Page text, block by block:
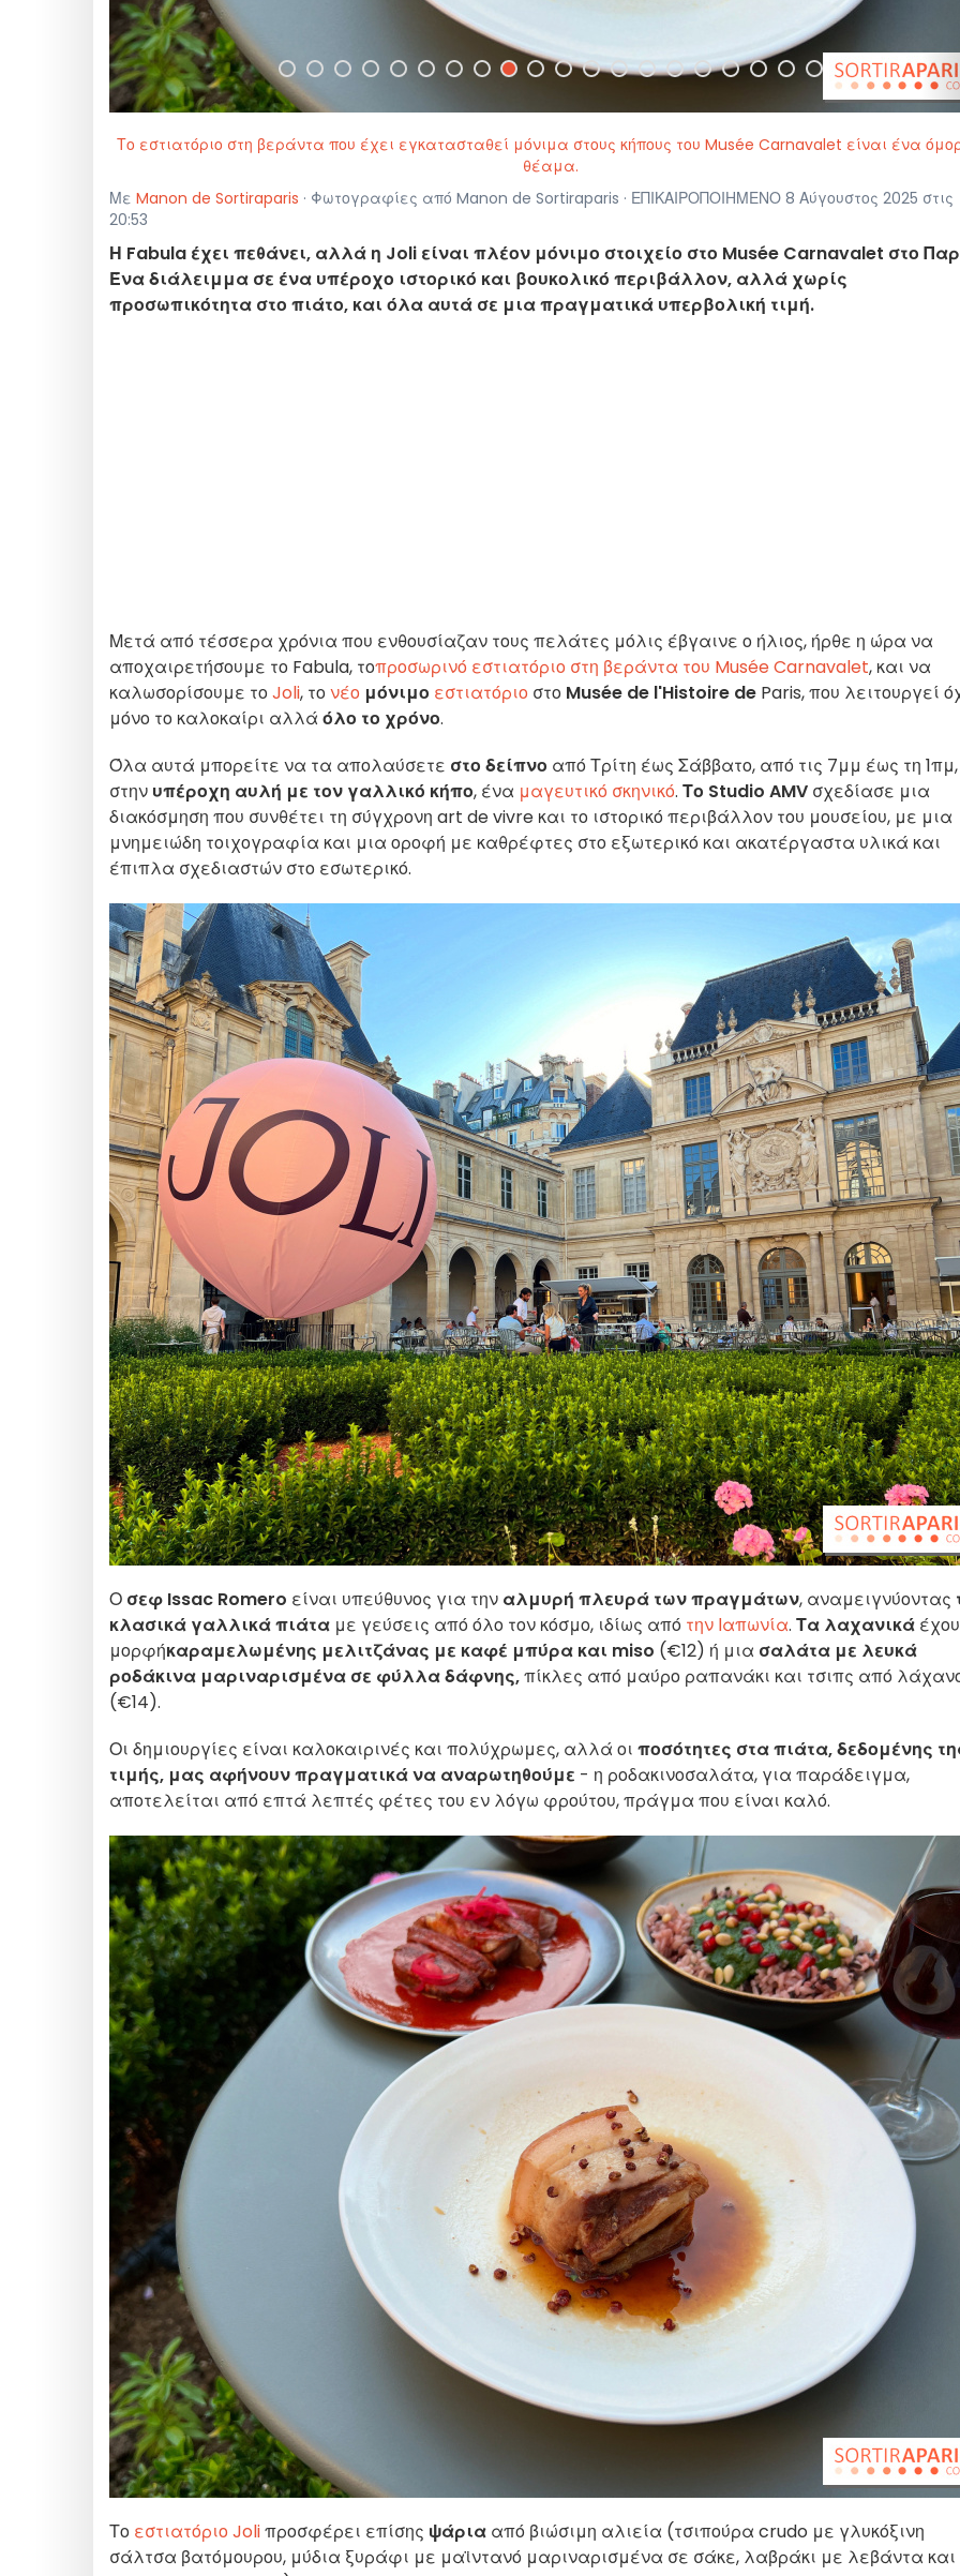
Το εστιατόριο στη βεράντα που έχει εγκατασταθεί μόνιμα στους κήπους του Musée Carnavalet είναι ένα
θέαμα.
Με Manon de Sortiraparis · Φωτογραφίες από Manon de Sortiraparis · ΕΠΙΚΑΙΡΟΠΟΙΗΜΕΝΟ 8 Αύγουστος 2025 στις
20:53
Η Fabula έχει πεθάνει, αλλά η Joli είναι πλέον μόνιμο στοιχείο στο Musée Carnavalet στο
Ένα διάλειμμα σε ένα υπέροχο ιστορικό και βουκολικό περιβάλλον, αλλά χωρίς
προσωπικότητα στο πιάτο, και όλα αυτά σε μια πραγματικά υπερβολική τιμή.
Μετά από τέσσερα χρόνια που ενθουσίαζαν τους πελάτες μόλις έβγαινε ο ήλιος, ήρθε η ώρα να
αποχαιρετήσουμε το Fabula, τοπροσωρινό εστιατόριο στη βεράντα του Musée Carnavalet, και να
καλωσορίσουμε τοJoli, τονέο μόνιμο εστιατόριο στο Musée de l'Histoire de Paris, που λειτουργεί
μόνο το καλοκαίρι αλλά όλο το χρόνο.
Όλα αυτά μπορείτε να τα απολαύσετε στο δείπνο από Τρίτη έως Σάββατο, από τις 7μμ έως τη 1πμ,
στην υπέροχη αυλή με τον γαλλικό κήπο, ένα μαγευτικό σκηνικό. Το Studio AMV σχεδίασε μια
διακόσμηση που συνθέτει τη σύγχρονη art de vivre και το ιστορικό περιβάλλον του μουσείου, με μια
μνημειώδη τοιχογραφία και μια οροφή με καθρέφτες στο εξωτερικό και ακατέργαστα υλικά και
έπιπλα σχεδιαστών στο εσωτερικό.
Ο σεφ Issac Romero είναι υπεύθυνος για την αλμυρή πλευρά των πραγμάτων, αναμειγνύοντας
κλασικά γαλλικά πιάτα με γεύσεις από όλο τον κόσμο, ιδίως από την Ιαπωνία. Τα λαχανικά
μορφήκαραμελωμένης μελιτζάνας με καφέ μπύρα και miso (€12) ή μια σαλάτα με λευκά
ροδάκινα μαριναρισμένα σε φύλλα δάφνης,πίκλες από μαύρο ραπανάκι και τσιπς από
(€14).
Οι δημιουργίες είναι καλοκαιρινές και πολύχρωμες, αλλά οι ποσότητες στα πιάτα, δεδομένης
τιμής, μας αφήνουν πραγματικά να αναρωτηθούμε - η ροδακινοσαλάτα, για παράδειγμα,
αποτελείται από επτά λεπτές φέτες του εν λόγω φρούτου, πράγμα που είναι καλό.
Το εστιατόριο Joliπροσφέρει επίσης ψάρια από βιώσιμη αλιεία (τσιπούρα crudo με γλυκόξινη
σάλτσα βατόμουρου, μύδια ξυράφι με μαϊντανό μαριναρισμένα σε σάκε, λαβράκι με λεβάντα και